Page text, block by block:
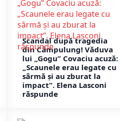
Scandal după tragedia
din Câmpulung! Văduva
lui „Gogu” Covaciu acuză:
„Scaunele erau legate cu
sârmă și au zburat la
impact”. Elena Lasconi
răspunde